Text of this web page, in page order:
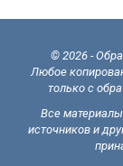
© 2026 -
Любое
только с
Все
источников и